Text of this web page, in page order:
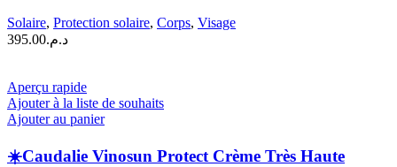
Solaire, Protection solaire, Corps, Visage
د.م.395.00
Aperçu rapide
Ajouter à la liste de souhaits
Ajouter au panier
☀️Caudalie Vinosun Protect Crème Très Haute